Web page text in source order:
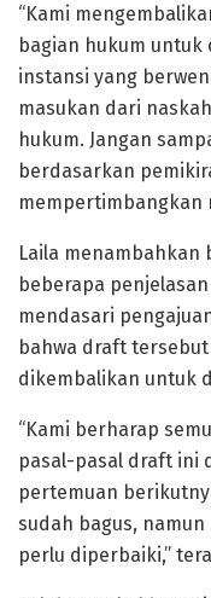
“Kami
bagian hukum untuk
instansi yang
masukan dari
hukum. Jangan
berdasarkan
mempertimbangkan
Laila menambahkan
beberapa
mendasari
bahwa draft
dikembalikan untuk
“Kami berharap
pasal-pasal draft ini
pertemuan
sudah bagus,
perlu diperbaiki,”